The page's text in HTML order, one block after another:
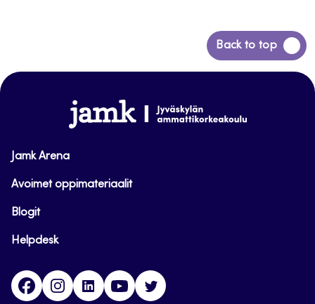
Back to top
Back
to
www.jamk.fi
Jamk Arena
Avoimet oppimateriaalit
Blogit
Helpdesk
FacebookInstagram
LinkedInYoutube